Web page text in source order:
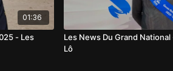
01:36
- Les
Les News Du Grand
Lô